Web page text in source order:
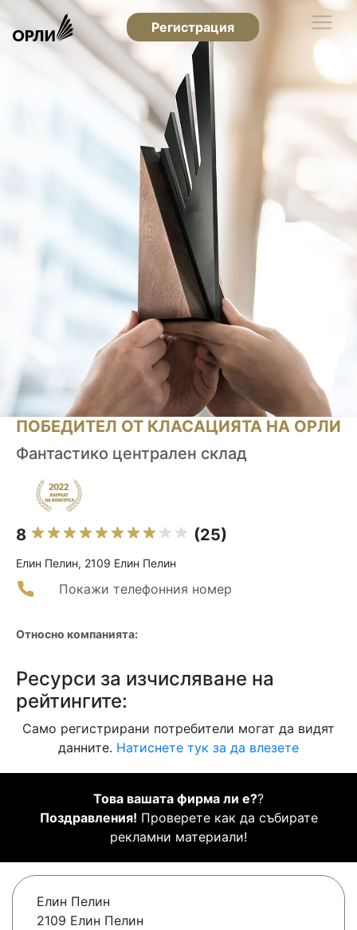
Регистрация
ПОБЕДИТЕЛ ОТ КЛАСАЦИЯТА НА ОРЛИ
Фантастико централен склад
8 (25)
Елин Пелин, 2109 Елин Пелин
Покажи телефонния номер
Относно компанията:
Ресурси за изчисляване на
рейтингите:
Само регистрирани потребители могат да видят
данните. Натиснете тук за да влезете
Това вашата фирма ли е??
Поздравления! Проверете как да събирате
рекламни материали!
Елин Пелин
2109 Елин Пелин